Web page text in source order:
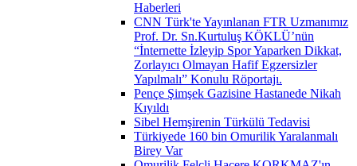
Haberleri
CNN Türk'te Yayınlanan FTR Uzmanımız
Prof. Dr. Sn.Kurtuluş KÖKLÜ’nün
“İnternette İzleyip Spor Yaparken Dikkat,
Zorlayıcı Olmayan Hafif Egzersizler
Yapılmalı” Konulu Röportajı.
Pençe Şimşek Gazisine Hastanede Nikah
Kıyıldı
Sibel Hemşirenin Türkülü Tedavisi
Türkiyede 160 bin Omurilik Yaralanmalı
Birey Var